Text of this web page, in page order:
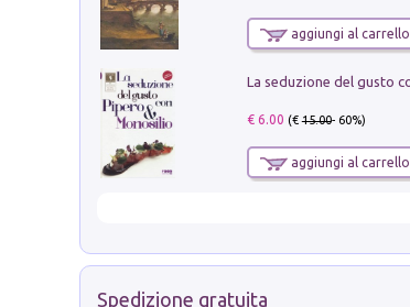
aggiungi al carrello
€ 6.00 (€15.00- 60%)
aggiungi al carrello
Spedizione gratuita